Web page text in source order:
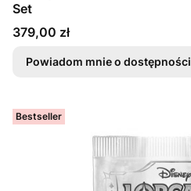
Set
Cena
379,00 zł
Powiadom mnie o dostępności
Bestseller